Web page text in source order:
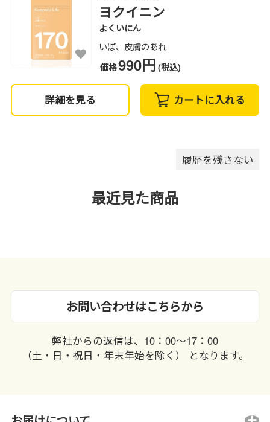
ヨクイニン
よくいにん
いぼ、皮膚のあれ
価格990円 (税込)
詳細を見る カートに入れる
履歴を残さない
最近見た商品
お問い合わせはこちらから
弊社からの返信は、10：00〜17：00
（土・日・祝日・年末年始を除く） となります。